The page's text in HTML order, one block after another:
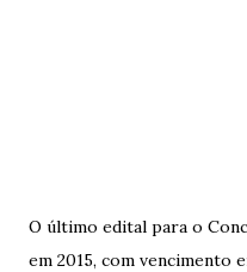
O último edital para o
em 2015, com vencimento